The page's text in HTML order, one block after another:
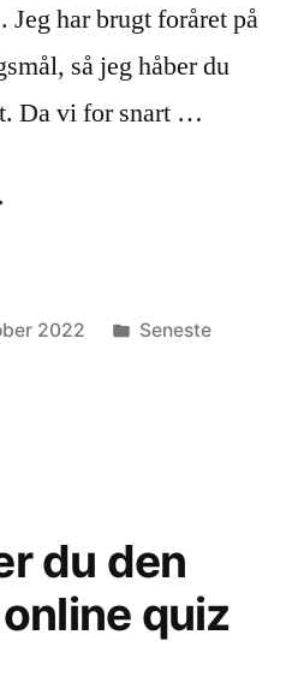
Jeg har brugt foråret på
så jeg håber du
Da vi for snart …
2022
Posted
Seneste
du den
quiz